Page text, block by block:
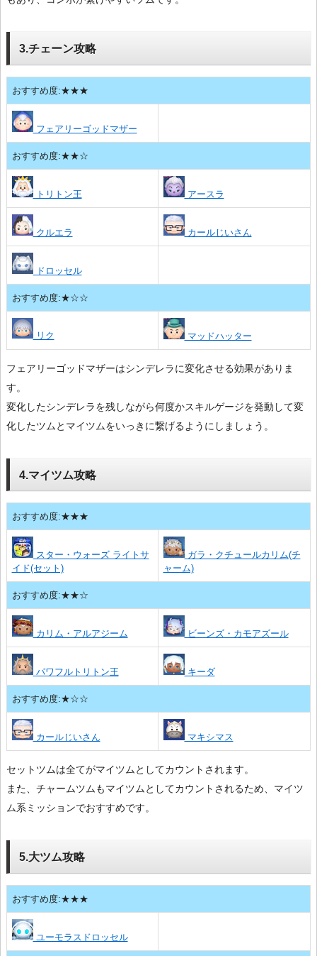
3.チェーン攻略
おすすめ度:★★★
フェアリーゴッドマザー
おすすめ度:★★☆
トリトン王 アースラ
クルエラ カールじいさん
ドロッセル
おすすめ度:★☆☆
リク マッドハッター
フェアリーゴッドマザーはシンデレラに変化させる効果がありま
す。
変化したシンデレラを残しながら何度かスキルゲージを発動して変
化したツムとマイツムをいっきに繋げるようにしましょう。
4.マイツム攻略
おすすめ度:★★★
スター・ウォーズ ライトサ
イド(セット)
ガラ・クチュールカリム(チ
ャーム)
おすすめ度:★★☆
カリム・アルアジーム ビーンズ・カモアズール
パワフルトリトン王 キーダ
おすすめ度:★☆☆
カールじいさん マキシマス
セットツムは全てがマイツムとしてカウントされます。
また、チャームツムもマイツムとしてカウントされるため、マイツ
ム系ミッションでおすすめです。
5.大ツム攻略
おすすめ度:★★★
ユーモラスドロッセル